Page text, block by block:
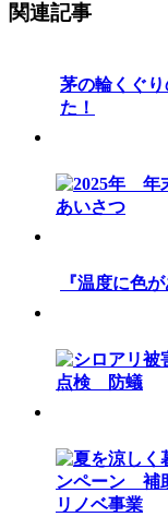
関連記事
茅の輪くぐ
た！
『温度に色が